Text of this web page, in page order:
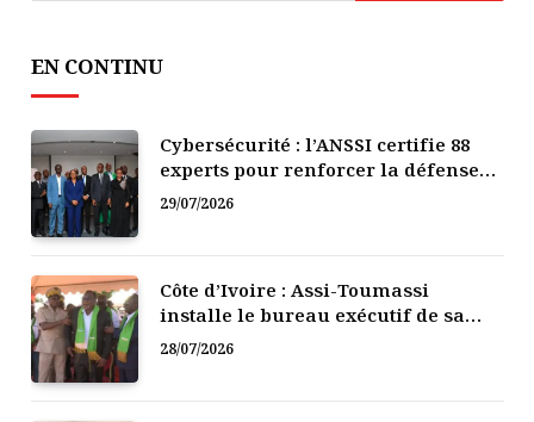
EN CONTINU
Cybersécurité : l’ANSSI certifie 88
experts pour renforcer la défense
numérique de la Côte d’Ivoire
29/07/2026
Côte d’Ivoire : Assi-Toumassi
installe le bureau exécutif de sa
mutuelle de développement
28/07/2026